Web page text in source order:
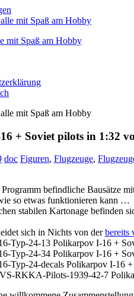
mit Spaß am Hobby
+ Soviet pilots in 1:32
doc Figuren, Flugzeuge,
befindliche Bausätze
so etwas funktionieren kann …
stabilen Kartonage befinden
sich in Nichts von derbereits